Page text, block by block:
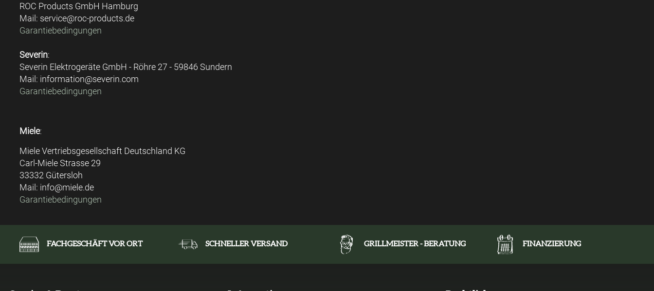
ROC Products GmbH Hamburg
Mail: service@roc-products.de
Garantiebedingungen
Severin:
Severin Elektrogeräte GmbH - Röhre 27 - 59846 Sundern
Mail: information@severin.com
Garantiebedingungen
Miele:
Miele Vertriebsgesellschaft Deutschland KG
Carl-Miele Strasse 29
33332 Gütersloh
Mail: info@miele.de
Garantiebedingungen
FACHGESCHÄFT VOR ORT SCHNELLER VERSAND GRILLMEISTER - BERATUNG FINANZIERUNG